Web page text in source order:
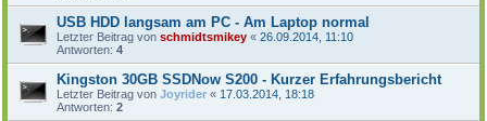
USB HDD langsam am PC - Am Laptop normal
Letzter Beitrag von schmidtsmikey « 26.09.2014, 11:10
Antworten: 4
Kingston 30GB SSDNow S200 - Kurzer Erfahrungsbericht
Letzter Beitrag von Joyrider « 17.03.2014, 18:18
Antworten: 2